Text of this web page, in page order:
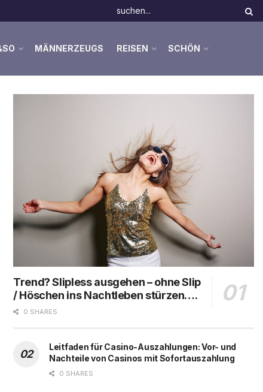
MÄNNERZEUGS REISEN SCHÖN
Trend? Slipless ausgehen – ohne Slip
/ Höschen ins Nachtleben stürzen….
0 SHARES
Leitfaden für Casino-Auszahlungen: Vor- und
Nachteile von Casinos mit Sofortauszahlung
0 SHARES